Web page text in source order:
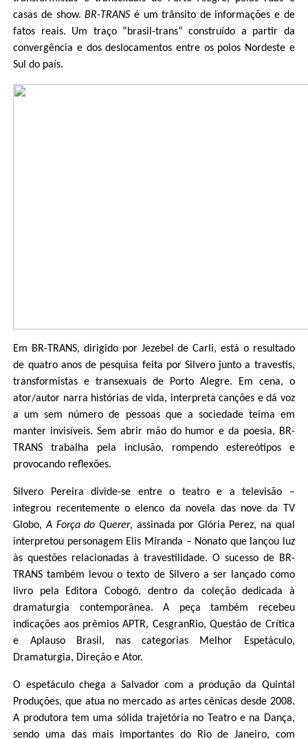
casas de show.BR-TRANS é um trânsito de informações e de
fatos reais. Um traço “brasil-trans” construído a partir da
convergência e dos deslocamentos entre os polos Nordeste e
Sul do país.
Em BR-TRANS, dirigido por Jezebel de Carli, está o resultado
de quatro anos de pesquisa feita por Silvero junto a travestis,
transformistas e transexuais de Porto Alegre. Em cena, o
ator/autor narra histórias de vida, interpreta canções e dá voz
a um sem número de pessoas que a sociedade teima em
manter invisíveis. Sem abrir mão do humor e da poesia, BR-
TRANS trabalha pela inclusão, rompendo estereótipos e
provocando reflexões.
Silvero Pereira divide-se entre o teatro e a televisão –
integrou recentemente o elenco da novela das nove da TV
Globo,A Força do Querer, assinada por Glória Perez, na qual
interpretou personagem Elis Miranda – Nonato que lançou luz
às questões relacionadas à travestilidade. O sucesso de BR-
TRANS também levou o texto de Silvero a ser lançado como
livro pela Editora Cobogó, dentro da coleção dedicada à
dramaturgia contemporânea. A peça também recebeu
indicações aos prêmios APTR, CesgranRio, Questão de Crítica
e Aplauso Brasil, nas categorias Melhor Espetáculo,
Dramaturgia, Direção e Ator.
O espetáculo chega a Salvador com a produção da Quintal
Produções, que atua no mercado as artes cênicas desde 2008.
A produtora tem uma sólida trajetória no Teatro e na Dança,
sendo uma das mais importantes do Rio de Janeiro, com